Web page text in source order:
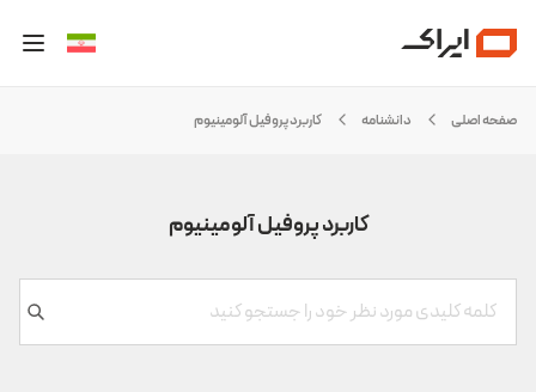
صفحه اصلی دانشنامه کاربرد پروفیل آلومینیوم
کاربرد پروفیل آلومینیوم